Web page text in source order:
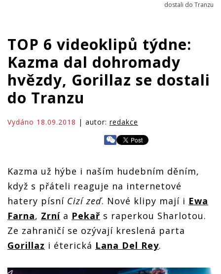
dostali do Tranzu
TOP 6 videoklipů týdne:
Kazma dal dohromady
hvězdy, Gorillaz se dostali
do Tranzu
Vydáno 18.09.2018 | autor: redakce
Kazma už hýbe i naším hudebním děním,
když s přáteli reaguje na internetové
hatery písní Cizí zeď. Nové klipy mají i Ewa
Farna, Zrní a Pekař s raperkou Sharlotou.
Ze zahraničí se ozývají kreslená parta
Gorillaz i éterická Lana Del Rey.